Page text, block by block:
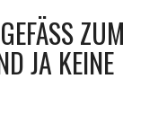
ZUM Ö
JA KEINE G